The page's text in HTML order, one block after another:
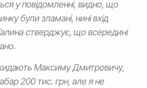
у повідомленні, видно, що
були зламані, нині вхід
стверджує, що всередині
Максиму Дмитровичу,
200 тис. грн, але я не